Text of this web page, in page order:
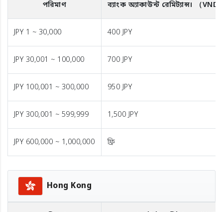
পরিমাণ ব্যাংক অ্যাকাউন্ট রেমিট্যান্স। （VND
JPY 1 ~ 30,000 400 JPY
JPY 30,001 ~ 100,000 700 JPY
JPY 100,001 ~ 300,000 950 JPY
JPY 300,001 ~ 599,999 1,500 JPY
JPY 600,000 ~ 1,000,000 ফ্রি
Hong Kong